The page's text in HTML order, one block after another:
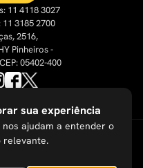
11 4118 3027
3185 2700
2516,
Pinheiros -
05402-400
sua experiência
ajudam a entender o
relevante.